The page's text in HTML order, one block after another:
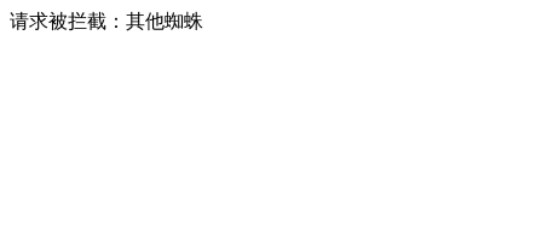
请求被拦截：其他蜘蛛